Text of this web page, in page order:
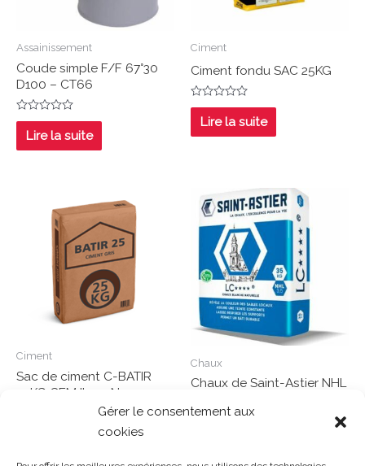
Gérer le consentement aux
cookies
Assainissement
Coude simple F/F 67°30
D100 – CT66
Note
sur
5
Lire la suite
Ciment
Ciment fondu SAC 25KG
Note
sur
5
Lire la suite
Ciment
Sac de ciment C-BATIR
25KG CEM II 32,5N
Chaux
Chaux de Saint-Astier NHL